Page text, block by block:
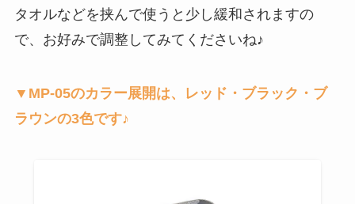
タオルなどを挟んで使うと少し緩和されますの
で、お好みで調整してみてくださいね♪
▼MP-05のカラー展開は、レッド・ブラック・ブ
ラウンの3色です♪